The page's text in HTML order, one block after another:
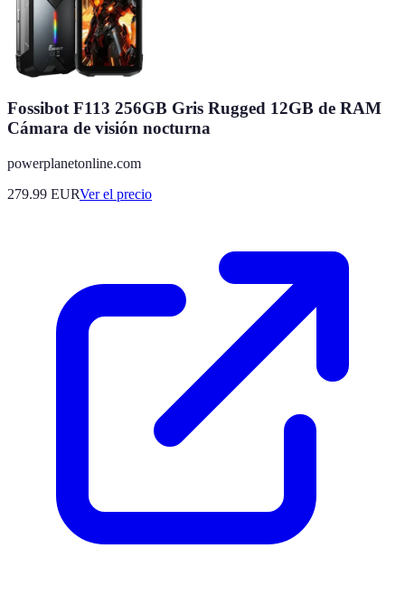
Fossibot F113 256GB Gris Rugged 12GB de RAM
Cámara de visión nocturna
powerplanetonline.com
279.99 EURVer el precio